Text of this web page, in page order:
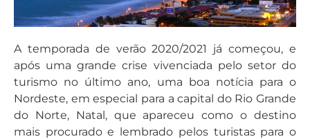
A temporada de verão 2020/2021 já começou, e
após uma grande crise vivenciada pelo setor do
turismo no último ano, uma boa notícia para o
Nordeste, em especial para a capital do Rio Grande
do Norte, Natal, que apareceu como o destino
mais procurado e lembrado pelos turistas para o